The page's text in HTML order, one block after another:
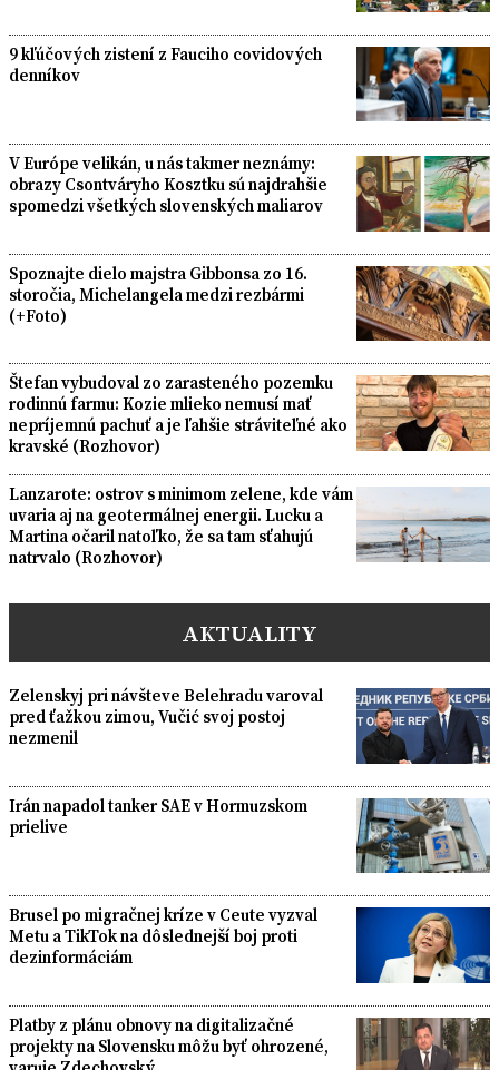
9 kľúčových zistení z Fauciho covidových
denníkov
V Európe velikán, u nás takmer neznámy:
obrazy Csontváryho Kosztku sú najdrahšie
spomedzi všetkých slovenských maliarov
Spoznajte dielo majstra Gibbonsa zo 16.
storočia, Michelangela medzi rezbármi
(+Foto)
Štefan vybudoval zo zarasteného pozemku
rodinnú farmu: Kozie mlieko nemusí mať
nepríjemnú pachuť a je ľahšie stráviteľné ako
kravské (Rozhovor)
Lanzarote: ostrov s minimom zelene, kde vám
uvaria aj na geotermálnej energii. Lucku a
Martina očaril natoľko, že sa tam sťahujú
natrvalo (Rozhovor)
AKTUALITY
Zelenskyj pri návšteve Belehradu varoval
pred ťažkou zimou, Vučić svoj postoj
nezmenil
Irán napadol tanker SAE v Hormuzskom
prielive
Brusel po migračnej kríze v Ceute vyzval
Metu a TikTok na dôslednejší boj proti
dezinformáciám
Platby z plánu obnovy na digitalizačné
projekty na Slovensku môžu byť ohrozené,